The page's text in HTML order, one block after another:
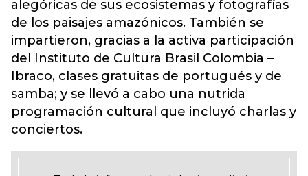
alegóricas de sus ecosistemas y fotografías
de los paisajes amazónicos. También se
impartieron, gracias a la activa participación
del Instituto de Cultura Brasil Colombia –
Ibraco, clases gratuitas de portugués y de
samba; y se llevó a cabo una nutrida
programación cultural que incluyó charlas y
conciertos.